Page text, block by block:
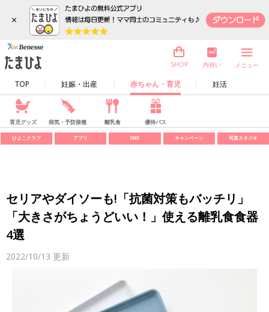
×
TOP 妊娠・出産 赤ちゃん・育児 妊活
SHOP 内祝い メニュー
育児グッズ 病気・予防接種 離乳食 優待パス
ひよこクラブ アプリ SNS キャンペーン 写真スタジオ
セリアやダイソーも!「抗菌対策もバッチリ」
「大きさがちょうどいい！」使える離乳食食器
4選
2022/10/13 更新